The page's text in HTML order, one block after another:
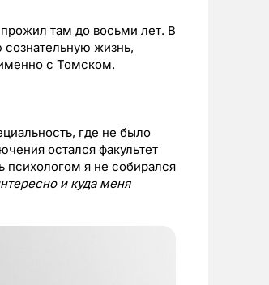
там до восьми лет. В
жизнь,
с Томском.
где не было
остался факультет
психологом я не собирался
и куда меня